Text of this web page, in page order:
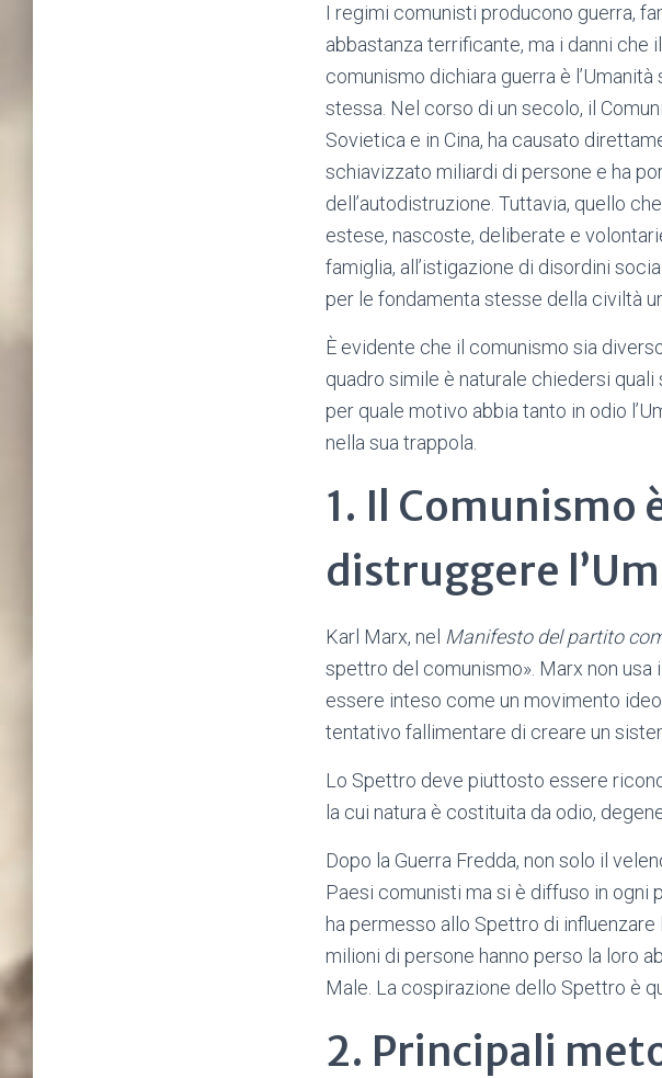
I regimi comunisti producono guerra,
abbastanza terrificante, ma i danni che
comunismo dichiara guerra è
stessa. Nel corso di un secolo, il
Sovietica e in Cina, ha causato
schiavizzato miliardi di persone e ha
dell’autodistruzione. Tuttavia, quello
estese, nascoste, deliberate e
famiglia, all’istigazione di disordini
per le fondamenta stesse della civiltà
È evidente che il comunismo sia
quadro simile è naturale chiedersi
per quale motivo abbia tanto in odio
nella sua trappola.
1. Il Comunismo
distruggere
Karl Marx, nel Manifesto del partito
spettro del comunismo». Marx non usa
essere inteso come un movimento
tentativo fallimentare di creare un
Lo Spettro deve piuttosto essere
la cui natura è costituita da odio,
Dopo la Guerra Fredda, non solo il
Paesi comunisti ma si è diffuso in ogni
ha permesso allo Spettro di
milioni di persone hanno perso la loro
Male. La cospirazione dello Spettro è
2. Principali